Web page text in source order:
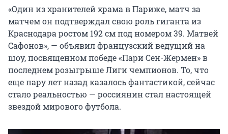
«Один из хранителей храма в Париже, матч за
матчем он подтверждал свою роль гиганта из
Краснодара ростом 192 см под номером 39. Матвей
Сафонов», — объявил французский ведущий на
шоу, посвященном победе «Пари Сен-Жермен» в
последнем розыгрыше Лиги чемпионов. То, что
еще пару лет назад казалось фантастикой, сейчас
стало реальностью — россиянин стал настоящей
звездой мирового футбола.